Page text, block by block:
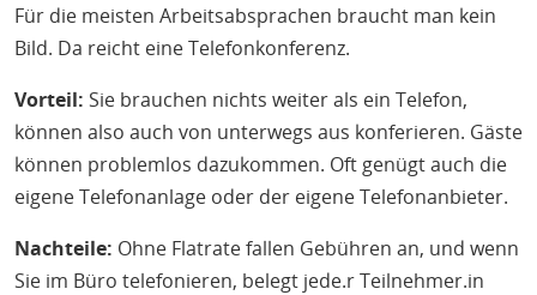
Für die meisten Arbeitsabsprachen braucht man kein
Bild. Da reicht eine Telefonkonferenz.
Vorteil: Sie brauchen nichts weiter als ein Telefon,
können also auch von unterwegs aus konferieren. Gäste
können problemlos dazukommen. Oft genügt auch die
eigene Telefonanlage oder der eigene Telefonanbieter.
Nachteile: Ohne Flatrate fallen Gebühren an, und wenn
Sie im Büro telefonieren, belegt jede.r Teilnehmer.in